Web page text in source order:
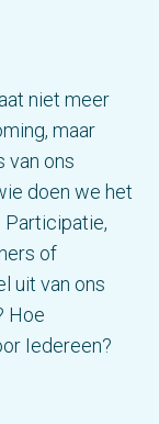
niet meer
maar
van ons
doen we het
Participatie,
of
uit van ons
Hoe
Iedereen?